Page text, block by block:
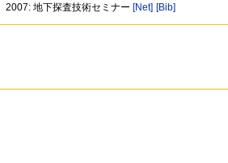
2007: 地下探査技術セミナー[Net] [Bib]